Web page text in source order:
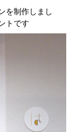
を制作しまし
トです